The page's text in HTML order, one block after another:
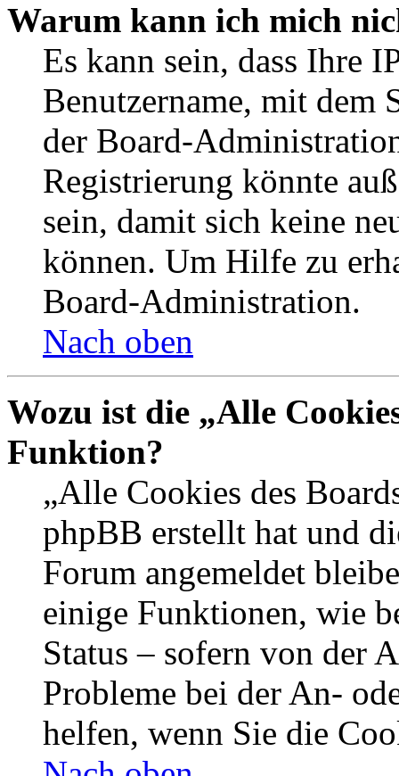
Warum kann ich mich
Es kann sein, dass Ihre
Benutzername, mit dem
der Board-
Registrierung könnte
sein, damit sich keine
können. Um Hilfe zu
Board-Administration.
Nach oben
Wozu ist die „Alle
Funktion?
„Alle Cookies des
phpBB erstellt hat und
Forum angemeldet
einige Funktionen, wie
Status – sofern von der
Probleme bei der An-
helfen, wenn Sie die